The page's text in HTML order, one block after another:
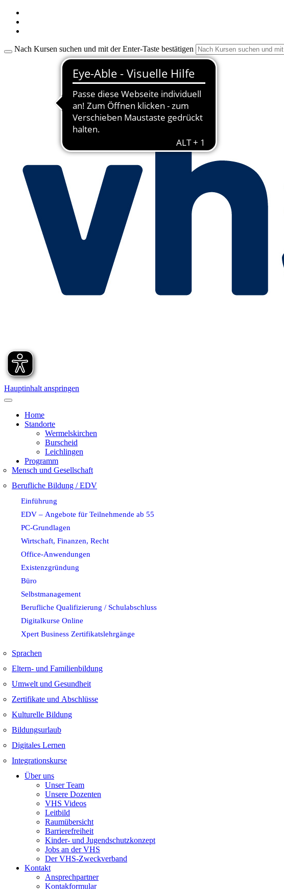
Nach Kursen suchen und mit der Enter-Taste bestätigen
Hauptinhalt anspringen
Home
Standorte
Wermelskirchen
Burscheid
Leichlingen
Programm
Mensch und Gesellschaft
Berufliche Bildung / EDV
Einführung
EDV – Angebote für Teilnehmende ab 55
PC-Grundlagen
Wirtschaft, Finanzen, Recht
Office-Anwendungen
Existenzgründung
Büro
Selbstmanagement
Berufliche Qualifizierung / Schulabschluss
Digitalkurse Online
Xpert Business Zertifikatslehrgänge
Sprachen
Eltern- und Familienbildung
Umwelt und Gesundheit
Zertifikate und Abschlüsse
Kulturelle Bildung
Bildungsurlaub
Digitales Lernen
Integrationskurse
Über uns
Unser Team
Unsere Dozenten
VHS Videos
Leitbild
Raumübersicht
Barrierefreiheit
Kinder- und Jugendschutzkonzept
Jobs an der VHS
Der VHS-Zweckverband
Kontakt
Ansprechpartner
Kontakformular